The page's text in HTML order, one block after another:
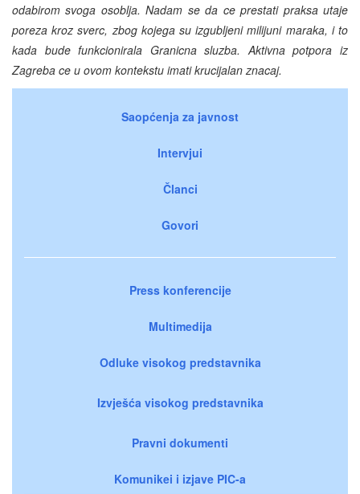
odabirom svoga osoblja. Nadam se da ce prestati praksa utaje
poreza kroz sverc, zbog kojega su izgubljeni milijuni maraka, i to
kada bude funkcionirala Granicna sluzba. Aktivna potpora iz
Zagreba ce u ovom kontekstu imati krucijalan znacaj.
Saopćenja za javnost
Intervjui
Članci
Govori
Press konferencije
Multimedija
Odluke visokog predstavnika
Izvješća visokog predstavnika
Pravni dokumenti
Komunikei i izjave PIC-a